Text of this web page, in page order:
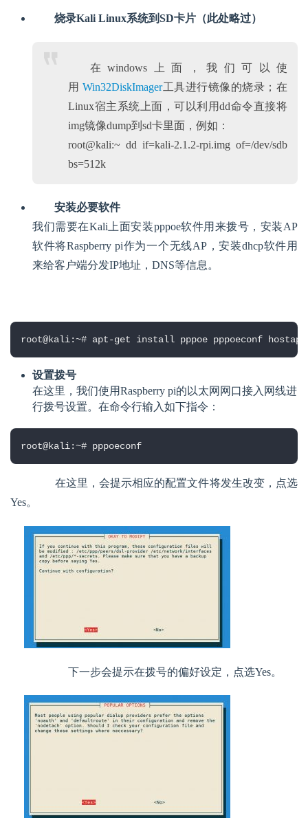
烧录Kali Linux系统到SD卡片（此处略过）
在windows上面，我们可以使
用Win32DiskImager工具进行镜像的烧录；在
Linux宿主系统上面，可以利用dd命令直接将
img镜像dump到sd卡里面，例如：
root@kali:~ dd if=kali-2.1.2-rpi.img of=/dev/sdb
bs=512k
安装必要软件
我们需要在Kali上面安装pppoe软件用来拨号，安装AP
软件将Raspberry pi作为一个无线AP，安装dhcp软件用
来给客户端分发IP地址，DNS等信息。
root@kali:~# apt-get install pppoe pppoeconf hostapd
设置拨号
在这里，我们使用Raspberry pi的以太网网口接入网线进
行拨号设置。在命令行输入如下指令：
root@kali:~# pppoeconf
在这里，会提示相应的配置文件将发生改变，点选
Yes。
下一步会提示在拨号的偏好设定，点选Yes。